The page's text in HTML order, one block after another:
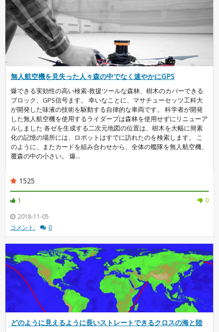
無人航空機を見失った人々森の中でなく速やかにGPS
爆できる実効性の高い検索-救援ツールな森林、樹木のカバーできる
ブロック、GPS信号ます。 幸いなことに、マサチューセッツ工科大
が開発した味液の技術を駆動する自律的な車両です。 科学者が開発
した無人航空機を使用するライダープは森林を使用せずにリニューア
ルしました 各ゼを生成する二次元地図の位置は、樹木を大幅に簡素
化の記憶の場所には、ロボットはすでに訪れたのを検索します。 こ
のように、またカードを組み合わせから、全体の艦隊を無人航空機、
覆森の中の小さい。 爆...
1525
1
0
2018-11-05
コメント:
0
どのように見えるように長いストレートできるクロスの海と陸